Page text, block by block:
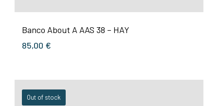
Banco About A AAS 38 – HAY
85,00 €
Out of stock